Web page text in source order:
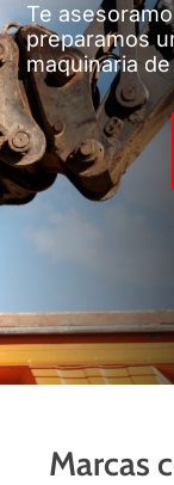
Te
preparamos
maquinaria
Marcas